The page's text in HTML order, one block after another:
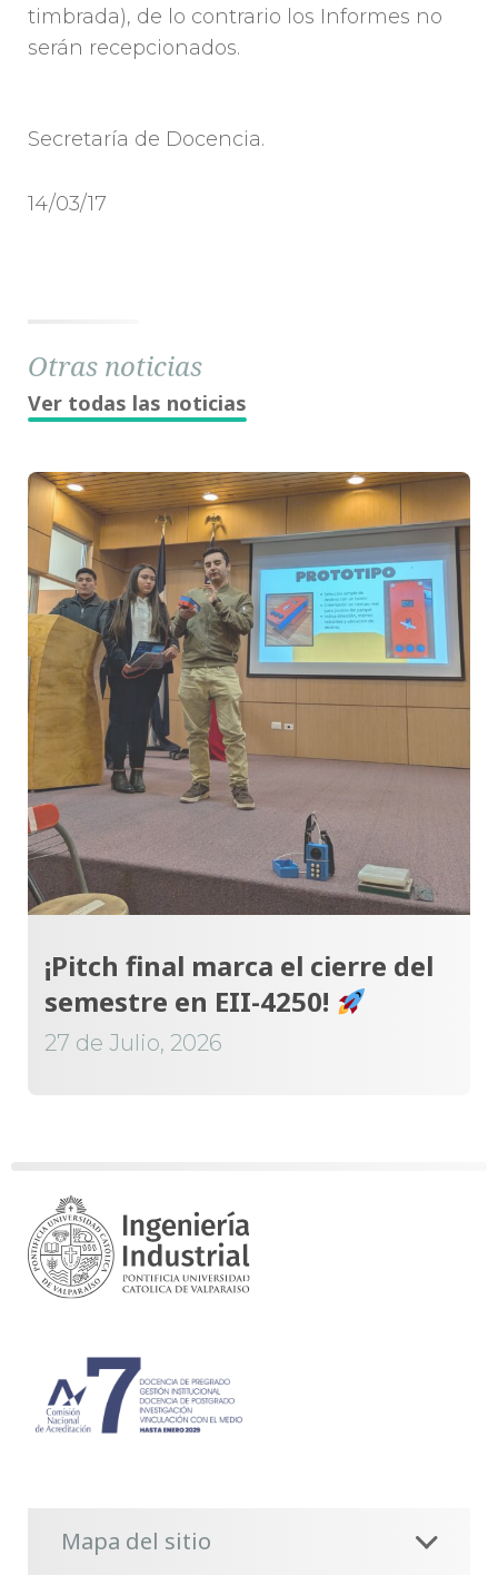
timbrada), de lo contrario los Informes no
serán recepcionados.
Secretaría de Docencia.
14/03/17
Otras noticias
Ver todas las noticias
¡Pitch final marca el cierre del
semestre en EII-4250!
27 de Julio, 2026
Mapa del sitio